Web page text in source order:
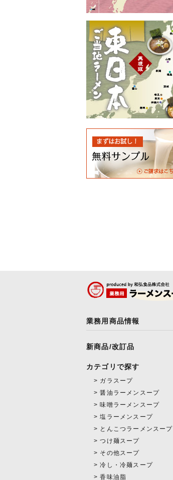
業務用商品情報
新商品/改訂品
カテゴリで探す
ガラスープ
醤油ラーメンスープ
味噌ラーメンスープ
塩ラーメンスープ
とんこつラーメンスープ
つけ麺スープ
その他スープ
冷し・冷麺スープ
香味油脂